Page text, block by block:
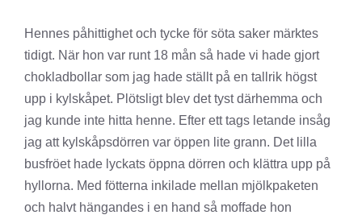
Hennes påhittighet och tycke för söta saker märktes
tidigt. När hon var runt 18 mån så hade vi hade gjort
chokladbollar som jag hade ställt på en tallrik högst
upp i kylskåpet. Plötsligt blev det tyst därhemma och
jag kunde inte hitta henne. Efter ett tags letande insåg
jag att kylskåpsdörren var öppen lite grann. Det lilla
busfröet hade lyckats öppna dörren och klättra upp på
hyllorna. Med fötterna inkilade mellan mjölkpaketen
och halvt hängandes i en hand så moffade hon